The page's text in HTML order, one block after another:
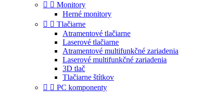
  Monitory
Herné monitory
  Tlačiarne
Atramentové tlačiarne
Laserové tlačiarne
Atramentové multifunkčné zariadenia
Laserové multifunkčné zariadenia
3D tlač
Tlačiarne štítkov
  PC komponenty